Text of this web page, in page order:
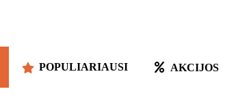
POPULIARIAUSI AKCIJOS